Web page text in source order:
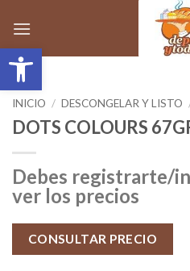
Abrir barra de
contenido
INICIO / DESCONGELAR Y LISTO
DOTS COLOURS
Debes registrarte/
ver los precios
CONSULTAR PRECIO